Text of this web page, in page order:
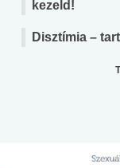
kezeld!
Disztímia –